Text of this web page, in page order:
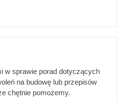
w sprawie porad dotyczących
na budowę lub przepisów
chętnie pomożemy.